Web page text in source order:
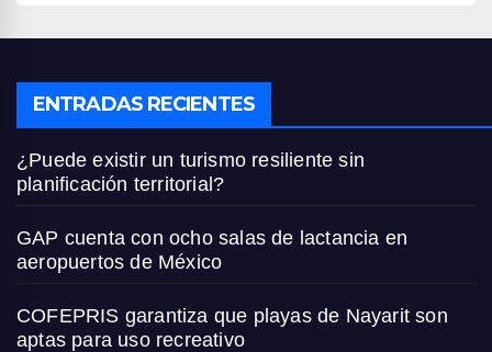
ENTRADAS RECIENTES
¿Puede existir un turismo resiliente sin
planificación territorial?
GAP cuenta con ocho salas de lactancia en
aeropuertos de México
COFEPRIS garantiza que playas de Nayarit son
aptas para uso recreativo